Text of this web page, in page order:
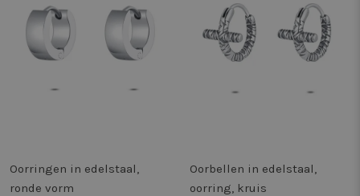
Oorringen in edelstaal,
ronde vorm
Oorbellen in edelstaal,
oorring, kruis